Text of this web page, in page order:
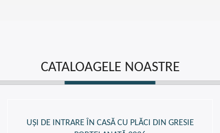
CATALOAGELE NOASTRE
UȘI DE INTRARE ÎN CASĂ CU PLĂCI DIN GRESIE